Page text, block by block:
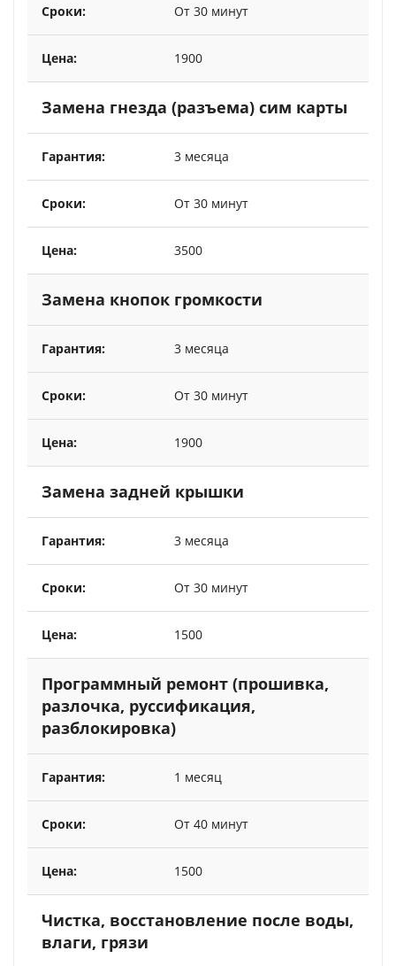
От 30 минут
1900
Замена гнезда (разъема) сим карты
3 месяца
От 30 минут
3500
Замена кнопок громкости
3 месяца
От 30 минут
1900
Замена задней крышки
3 месяца
От 30 минут
1500
Программный ремонт (прошивка,
разлочка, руссификация,
разблокировка)
1 месяц
От 40 минут
1500
Чистка, восстановление после воды,
влаги, грязи